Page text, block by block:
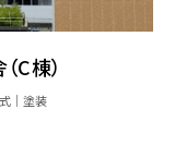
C棟）
塗装